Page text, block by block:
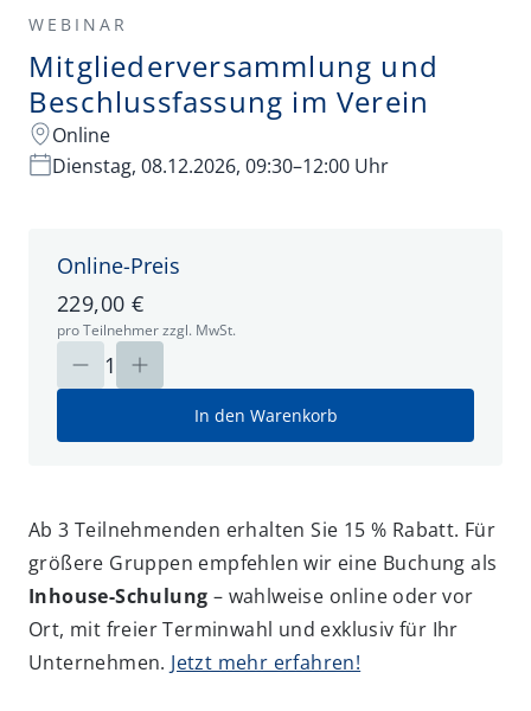
WEBINAR
Mitgliederversammlung und
Beschlussfassung im Verein
Online
Dienstag, 08.12.2026, 09:30–12:00 Uhr
Online-Preis
229,00 €
pro Teilnehmer zzgl. MwSt.
1
In den Warenkorb
Ab 3 Teilnehmenden erhalten Sie 15 % Rabatt. Für
größere Gruppen empfehlen wir eine Buchung als
Inhouse-Schulung – wahlweise online oder vor
Ort, mit freier Terminwahl und exklusiv für Ihr
Unternehmen. Jetzt mehr erfahren!